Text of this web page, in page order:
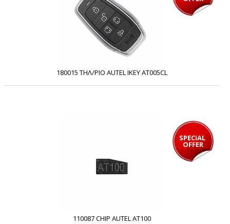
180015 ΤΗΛ/ΡΙΟ AUTEL IKEY AT005CL
SPECIAL
OFFER
110087 CHIP AUTEL AT100